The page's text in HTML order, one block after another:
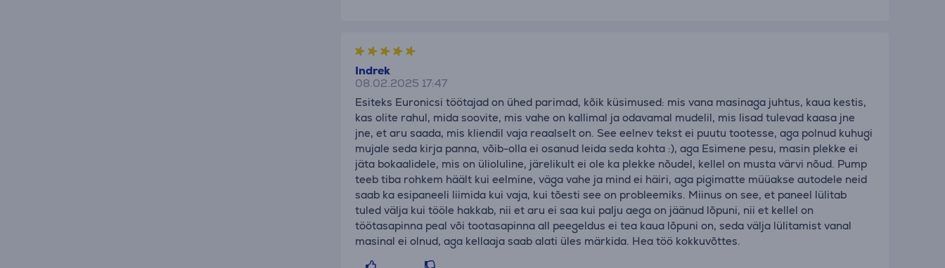
Indrek
08.02.2025 17:47
Esiteks Euronicsi töötajad on ühed parimad, kõik küsimused: mis vana masinaga juhtus, kaua kestis,
kas olite rahul, mida soovite, mis vahe on kallimal ja odavamal mudelil, mis lisad tulevad kaasa jne
jne, et aru saada, mis kliendil vaja reaalselt on. See eelnev tekst ei puutu tootesse, aga polnud kuhugi
mujale seda kirja panna, võib-olla ei osanud leida seda kohta :), aga Esimene pesu, masin plekke ei
jäta bokaalidele, mis on ülioluline, järelikult ei ole ka plekke nõudel, kellel on musta värvi nõud. Pump
teeb tiba rohkem häält kui eelmine, väga vahe ja mind ei häiri, aga pigimatte müüakse autodele neid
saab ka esipaneeli liimida kui vaja, kui tõesti see on probleemiks. Miinus on see, et paneel lülitab
tuled välja kui tööle hakkab, nii et aru ei saa kui palju aega on jäänud lõpuni, nii et kellel on
töötasapinna peal või tootasapinna all peegeldus ei tea kaua lõpuni on, seda välja lülitamist vanal
masinal ei olnud, aga kellaaja saab alati üles märkida. Hea töö kokkuvõttes.